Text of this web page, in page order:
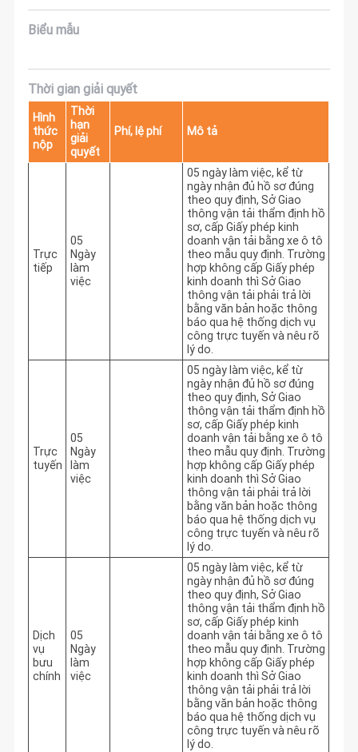
Biểu mẫu
Thời gian giải quyết
Hình
thức
nộp
Thời
hạn
giải
quyết
Phí, lệ phí Mô tả
Trực
tiếp
05
Ngày
làm
việc
05 ngày làm việc, kể từ
ngày nhận đủ hồ sơ đúng
theo quy định, Sở Giao
thông vận tải thẩm định hồ
sơ, cấp Giấy phép kinh
doanh vận tải bằng xe ô tô
theo mẫu quy định. Trường
hợp không cấp Giấy phép
kinh doanh thì Sở Giao
thông vận tải phải trả lời
bằng văn bản hoặc thông
báo qua hệ thống dịch vụ
công trực tuyến và nêu rõ
lý do.
Trực
tuyến
05
Ngày
làm
việc
05 ngày làm việc, kể từ
ngày nhận đủ hồ sơ đúng
theo quy định, Sở Giao
thông vận tải thẩm định hồ
sơ, cấp Giấy phép kinh
doanh vận tải bằng xe ô tô
theo mẫu quy định. Trường
hợp không cấp Giấy phép
kinh doanh thì Sở Giao
thông vận tải phải trả lời
bằng văn bản hoặc thông
báo qua hệ thống dịch vụ
công trực tuyến và nêu rõ
lý do.
Dịch
vụ
bưu
chính
05
Ngày
làm
việc
05 ngày làm việc, kể từ
ngày nhận đủ hồ sơ đúng
theo quy định, Sở Giao
thông vận tải thẩm định hồ
sơ, cấp Giấy phép kinh
doanh vận tải bằng xe ô tô
theo mẫu quy định. Trường
hợp không cấp Giấy phép
kinh doanh thì Sở Giao
thông vận tải phải trả lời
bằng văn bản hoặc thông
báo qua hệ thống dịch vụ
công trực tuyến và nêu rõ
lý do.